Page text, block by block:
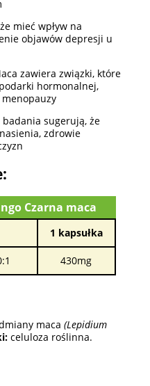
mieć wpływ na
objawów depresji u
zawiera związki, które
hormonalnej,
menopauzy
sugerują, że
zdrowie
Czarna maca
1 kapsułka
430mg
maca (Lepidium
celuloza roślinna.